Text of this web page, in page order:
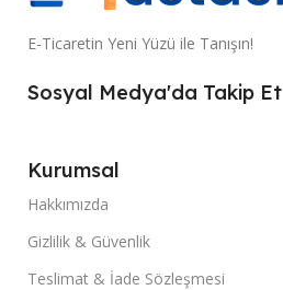
E-Ticaretin Yeni Yüzü ile Tanışın!
Sosyal Medya'da Takip Et
Kurumsal
Hakkımızda
Gizlilik & Güvenlik
Teslimat & İade Sözleşmesi